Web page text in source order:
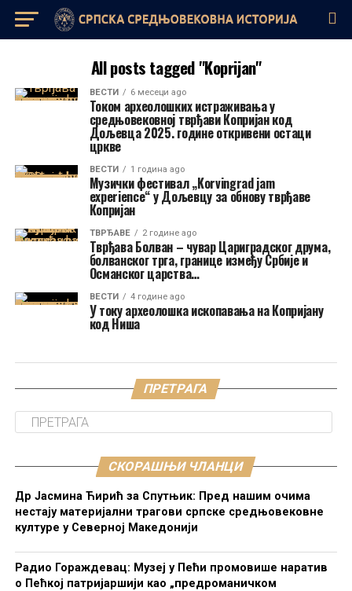
All posts tagged "Koprijan"
ВЕСТИ 6 месеци ago
Током археолошких истраживања у
средњовековној тврђави Копријан код
Дољевца 2025. године откривени остаци
цркве
ВЕСТИ 1 година ago
Музички фестивал „Korvingrad jam
experience“ у Дољевцу за обнову тврђаве
Копријан
ТВРЂАВЕ 2 године ago
Тврђава Болван – чувар Цариградског друма,
болванског трга, границе између Србије и
Османског царства…
ВЕСТИ 4 године ago
У току археолошка ископавања на Копријану
код Ниша
ПРЕТРАГА
СКОРАШЊИ ЧЛАНЦИ
Др Јасмина Ћирић за Спутњик: Пред нашим очима
нестају материјални трагови српске средњовековне
културе у Северној Македонији
Радио Гораждевац: Музеј у Пећи промовише наратив
о Пећкој патријаршији као „предроманичком